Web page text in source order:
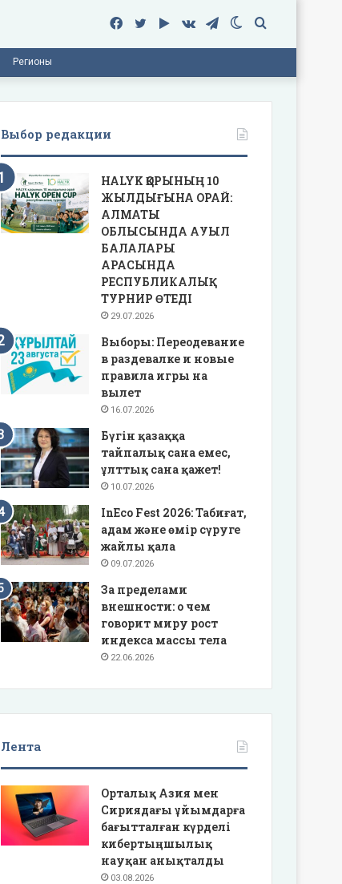
Поиск
Switch
Telegram
vk.com
Google
Twitter
Facebook
Регионы
Выбор редакции
HALYK ҚОРЫНЫҢ 10
ЖЫЛДЫҒЫНА ОРАЙ:
АЛМАТЫ
ОБЛЫСЫНДА АУЫЛ
БАЛАЛАРЫ
АРАСЫНДА
РЕСПУБЛИКАЛЫҚ
ТУРНИР ӨТЕДІ
29.07.2026
Выборы: Переодевание
в раздевалке и новые
правила игры на
вылет
16.07.2026
Бүгін қазаққа
тайпалық сана емес,
ұлттық сана қажет!
10.07.2026
InEco Fest 2026: Табиғат,
адам және өмір сүруге
жайлы қала
09.07.2026
За пределами
внешности: о чем
говорит миру рост
индекса массы тела
22.06.2026
Лента
Орталық Азия мен
Сириядағы ұйымдарға
бағытталған күрделі
кибертыңшылық
науқан анықталды
03.08.2026